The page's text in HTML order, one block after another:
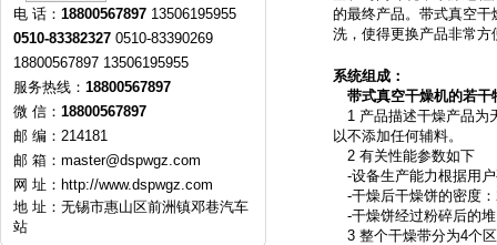
电 话： 18800567897 13506195955
0510-83382327 0510-83390269
18800567897 13506195955
服务热线： 18800567897
微 信： 18800567897
邮 编：214181
邮 箱： master@dspwgz.com
网 址： http://www.dspwgz.com
地 址：无锡市惠山区前洲镇邓巷汽车
站
的最终产品。带式真空
洗，使得更换产品非常
系统组成：
带式真空干燥机的若干
1 产品描述干燥产品为
以不添加任何辅料。
2 有关性能参数如下
-设备生产能力根据用
-干燥后干燥饼的密度
-干燥饼经过粉碎后的
3 整个干燥带分为4个